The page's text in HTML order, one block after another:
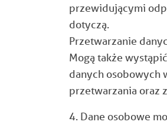
przewidującymi
dotyczą.
Przetwarzanie
Mogą także
danych osobowych
przetwarzania oraz
4. Dane osobowe